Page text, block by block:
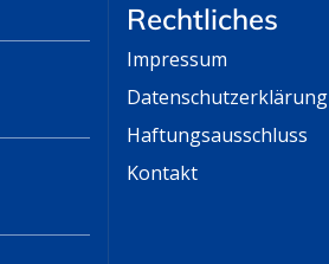
Rechtliches
Impressum
Datenschutzerklärung
Haftungsausschluss
Kontakt